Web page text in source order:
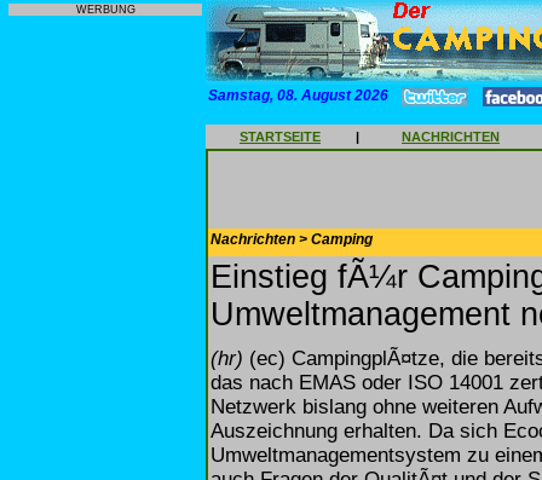
WERBUNG
Samstag, 08. August 2026
STARTSEITE | NACHRICHTEN
Nachrichten > Camping
Einstieg fÃ¼r
Umweltmanagement
(hr) (ec) CampingplÃ¤tze, die
das nach EMAS oder ISO 14001
Netzwerk bislang ohne weiteren
Auszeichnung erhalten. Da sich
Umweltmanagementsystem zu